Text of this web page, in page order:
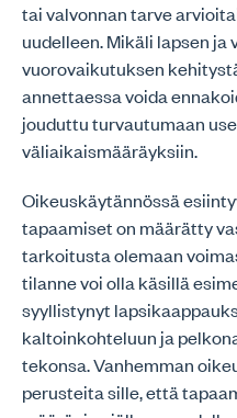
tai valvonnan tarve
uudelleen. Mikäli lapsen ja
vuorovaikutuksen
annettaessa voida
jouduttu turvautumaan
väliaikaismääräyksiin.
Oikeuskäytännössä
tapaamiset on määrätty
tarkoitusta olemaan
tilanne voi olla käsillä
syyllistynyt
kaltoinkohteluun ja
tekonsa. Vanhemman
perusteita sille, että